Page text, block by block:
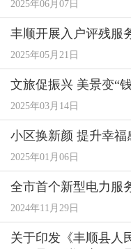
2025年06月07日
丰顺开展入户评残服
2025年05月21日
文旅促振兴 美景变“
2025年03月14日
小区换新颜 提升幸福
2025年01月06日
全市首个新型电力服
2024年11月29日
关于印发《丰顺县人